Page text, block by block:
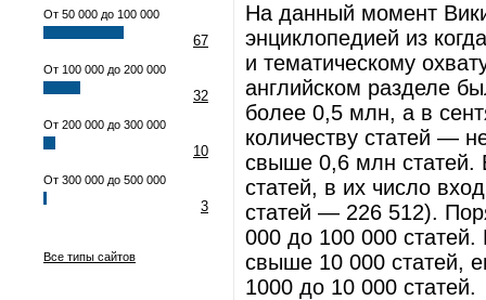
От 50 000 до 100 000
67
От 100 000 до 200 000
32
От 200 000 до 300 000
10
От 300 000 до 500 000
3
Все типы сайтов
На данный момент
энциклопедией из
и тематическому
английском разделе
более 0,5 млн, а в
количеству статей —
свыше 0,6 млн статей.
статей, в их число
статей — 226 512).
000 до 100 000
свыше 10 000 статей,
1000 до 10 000 статей.